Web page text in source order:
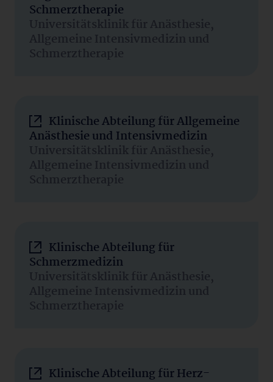
Schmerztherapie
Universitätsklinik für Anästhesie,
Allgemeine Intensivmedizin und
Schmerztherapie
Klinische Abteilung für Allgemeine
Anästhesie und Intensivmedizin
Universitätsklinik für Anästhesie,
Allgemeine Intensivmedizin und
Schmerztherapie
Klinische Abteilung für
Schmerzmedizin
Universitätsklinik für Anästhesie,
Allgemeine Intensivmedizin und
Schmerztherapie
Klinische Abteilung für Herz-